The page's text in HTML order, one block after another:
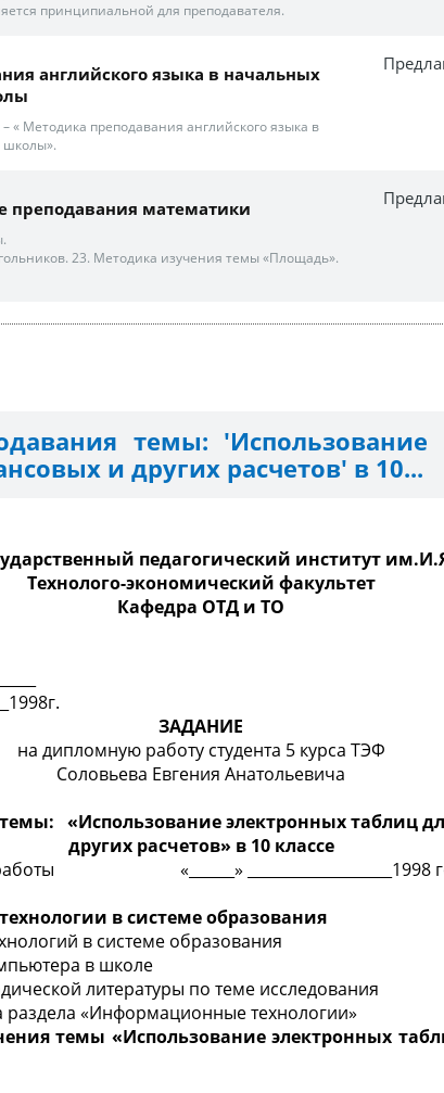
принципиальной для преподавателя.
английского языка в начальных
« Методика преподавания английского языка в
школы».
преподавания математики
23. Методика изучения темы «Площадь».
темы: 'Использование
и других расчетов' в 10...
педагогический институт
Технолого-экономический факультет
Кафедра ОТД и ТО
ЗАДАНИЕ
на дипломную работу студента 5 курса ТЭФ
Соловьева Евгения Анатольевича
«Использование электронных таблиц
других расчетов» в 10 классе
работы «______» ___________________1998
в системе образования
в системе образования
в школе
литературы по теме исследования
раздела «Информационные технологии»
темы «Использование электронных